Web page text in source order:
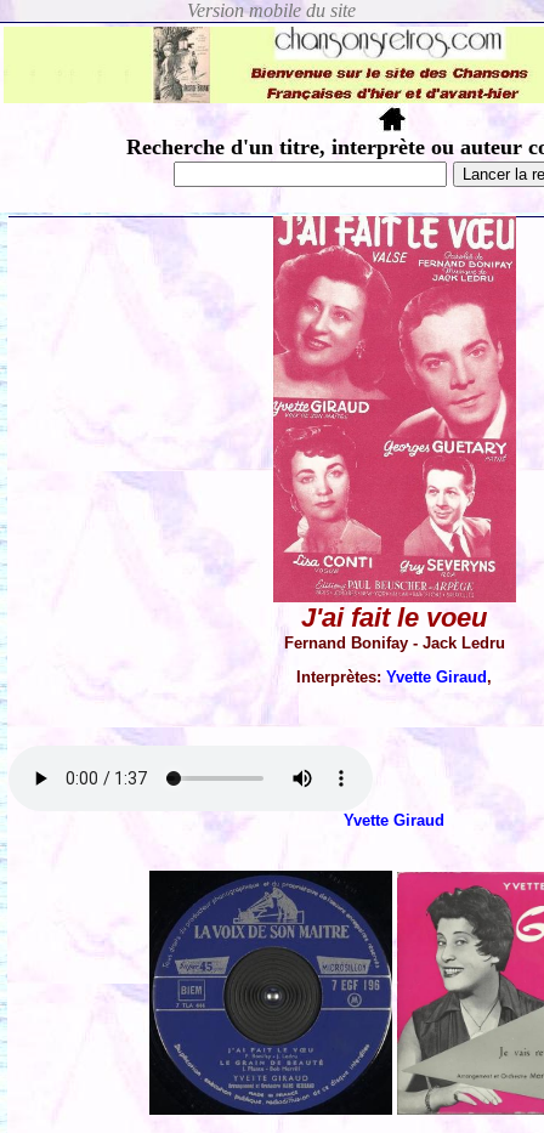
Recherche d'un titre, interprète ou auteur
J'ai fait le voeu
Fernand Bonifay - Jack Ledru
Interprètes:Yvette Giraud,
Yvette Giraud